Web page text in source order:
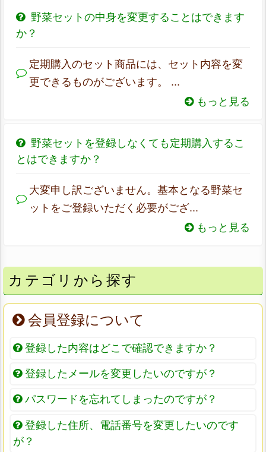
野菜セットの中身を変更することはできます
か？
定期購入のセット商品には、セット内容を変
更できるものがございます。 ...
もっと見る
野菜セットを登録しなくても定期購入するこ
とはできますか？
大変申し訳ございません。基本となる野菜セ
ットをご登録いただく必要がござ...
もっと見る
カテゴリから探す
会員登録について
登録した内容はどこで確認できますか？
登録したメールを変更したいのですが？
パスワードを忘れてしまったのですが？
登録した住所、電話番号を変更したいのです
が？